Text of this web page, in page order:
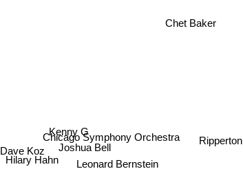
Leonard Bernstein
Joshua Bell
Chicago Symphony Orchestra Ripperton
Dave Koz
Hilary Hahn
Chet Baker